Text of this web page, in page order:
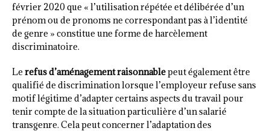
février 2020 que « l’utilisation répétée et délibérée d’un
prénom ou de pronoms ne correspondant pas à l’identité
de genre » constitue une forme de harcèlement
discriminatoire.
Le refus d’aménagement raisonnablepeut également être
qualifié de discrimination lorsque l’employeur refuse sans
motif légitime d’adapter certains aspects du travail pour
tenir compte de la situation particulière d’un salarié
transgenre. Cela peut concerner l’adaptation des